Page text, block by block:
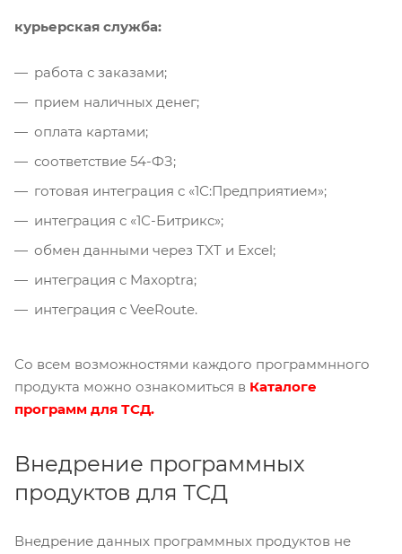
курьерская служба:
работа с заказами;
прием наличных денег;
оплата картами;
соответствие 54-ФЗ;
готовая интеграция с «1С:Предприятием»;
интеграция с «1С-Битрикс»;
обмен данными через TXT и Excel;
интеграция с Maxoptra;
интеграция с VeeRoute.
Со всем возможностями каждого программнного
продукта можно ознакомиться в Каталоге
программ для ТСД.
Внедрение программных
продуктов для ТСД
Внедрение данных программных продуктов не